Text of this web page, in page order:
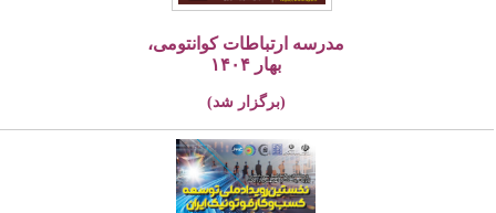
مدرسه ارتباطات کوانتومی،
بهار ۱۴۰۴
(برگزار شد)